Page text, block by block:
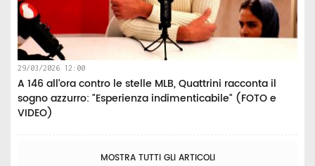
29/03/2026 12:00
A 146 all’ora contro le stelle MLB, Quattrini racconta il
sogno azzurro: "Esperienza indimenticabile" (FOTO e
VIDEO)
MOSTRA TUTTI GLI ARTICOLI